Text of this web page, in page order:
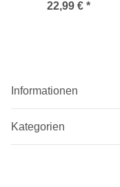
Stockschirm 16-teilig mit
22,99 € *
Informationen
Kategorien